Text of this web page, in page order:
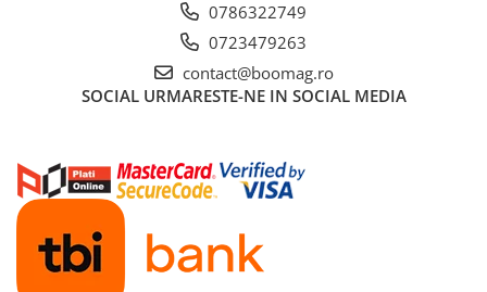
0786322749
0723479263
contact@boomag.ro
SOCIAL URMARESTE-NE IN SOCIAL MEDIA